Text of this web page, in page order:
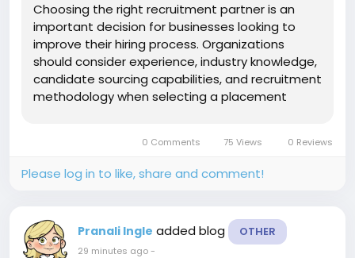
Choosing the right recruitment partner is an
important decision for businesses looking to
improve their hiring process. Organizations
should consider experience, industry knowledge,
candidate sourcing capabilities, and recruitment
methodology when selecting a placement
recruitment process followed by the...
0 Comments 75 Views 0 Reviews
Please log in to like, share and comment!
Pranali Ingle added blog OTHER
29 minutes ago-